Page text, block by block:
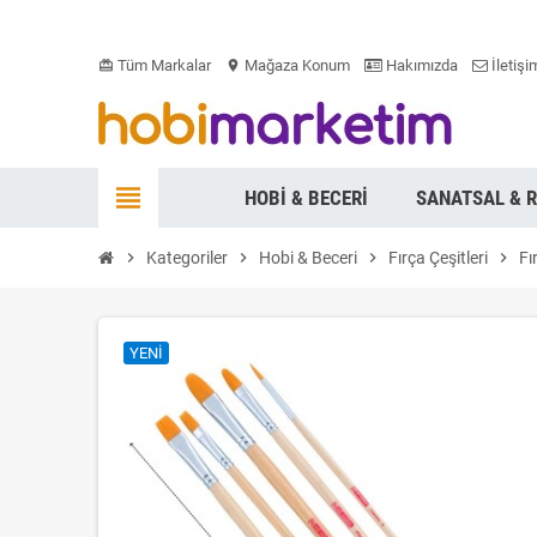
card_giftcard Tüm Markalar location_on Mağaza Konum Hakımızda
view_headline HOBI & BECERI SANATSAL &
chevron_right Kategoriler chevron_right Hobi & Beceri chevron_right Fırça Çeşitleri chevron_right
YENI